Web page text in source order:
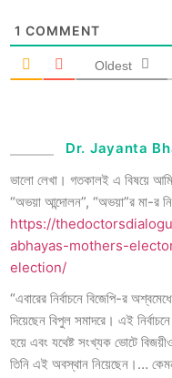
1 COMMENT
Oldest
Dr. Jayanta
ভালো লেখা। গতকালই এ বিষয়ে
“অভয়া আন্দোলন”, “অভয়া”র মা-র
https://
abhayas-mothers-
election/
“এবারের নির্বাচনে বিজেপি-র
দিয়েছেন বিপুল সমাদরে। এই
হয়ে এবং যথেষ্ট সংখ্যক ভোটে
তিনি এই অবস্থান নিয়েছেন।…